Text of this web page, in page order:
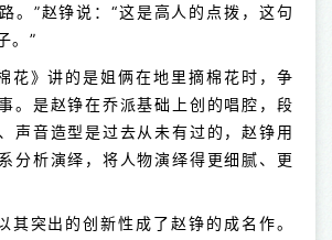
。”赵铮说：“这是高人的点拨，这句
子。”
花》讲的是姐俩在地里摘棉花时，争
。是赵铮在乔派基础上创的唱腔，段
声音造型是过去从未有过的，赵铮用
分析演绎，将人物演绎得更细腻、更
其突出的创新性成了赵铮的成名作。